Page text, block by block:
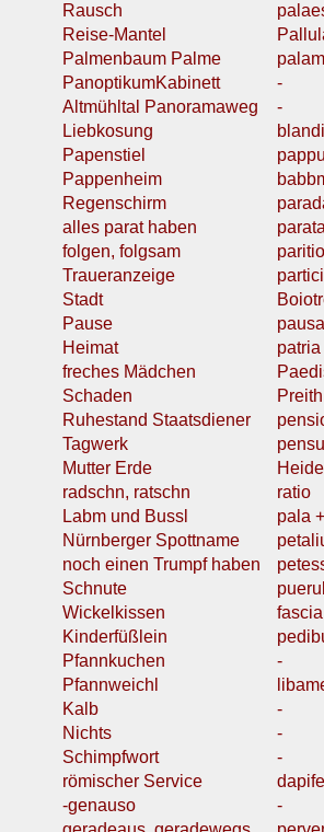
Rausch
Reise-Mantel
Palmenbaum Palme
palam
PanoptikumKabinett
-
Altmühltal Panoramaweg
-
Liebkosung
Papenstiel
Pappenheim
Regenschirm
alles parathaben
folgen, folgsam
paritio
Traueranzeige
Stadt
Pause
pausa
Heimat
patria
freches Mädchen
Schaden
Preith
Ruhestand Staatsdiener
Tagwerk
Mutter Erde
radschn, ratschn
ratio
Labm und Bussl
pala
Nürnberger Spottname petali
noch einen Trumpf haben
Schnute
Wickelkissen
fascia
Kinderfüßlein
Pfannkuchen
-
Pfannweichl
Kalb
-
Nichts
-
Schimpfwort
-
römischer Service
-genauso
-